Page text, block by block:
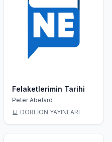
Felaketlerimin Tarihi
Peter Abelard
DORLİON YAYINLARI